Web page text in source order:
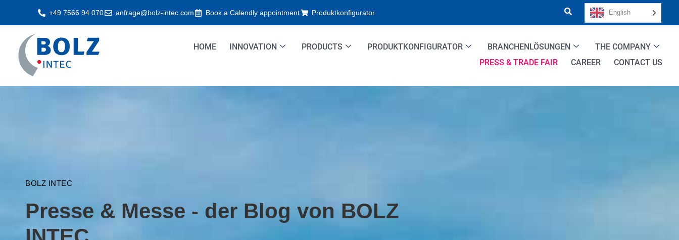
+49 7566 94 070 anfrage@bolz-intec.com Book a Calendly appointment Produktkonfigurator English
HOME INNOVATION PRODUCTS PRODUKTKONFIGURATOR BRANCHENLÖSUNGEN
THE COMPANY
PRESS & TRADE FAIR
CAREER CONTACT US
BOLZ INTEC
Presse & Messe - der Blog von BOLZ